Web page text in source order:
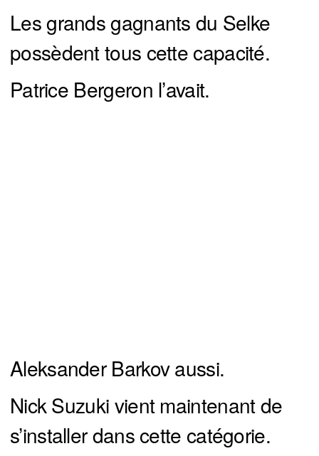
Les grands gagnants du Selke
possèdent tous cette capacité.
Patrice Bergeron l’avait.
Aleksander Barkov aussi.
Nick Suzuki vient maintenant de
s’installer dans cette catégorie.